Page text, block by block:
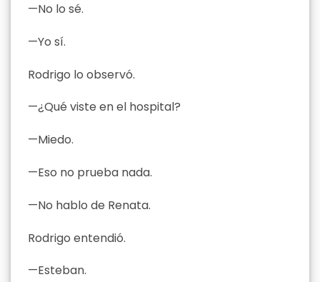
—No lo sé.
—Yo sí.
Rodrigo lo observó.
—¿Qué viste en el hospital?
—Miedo.
—Eso no prueba nada.
—No hablo de Renata.
Rodrigo entendió.
—Esteban.